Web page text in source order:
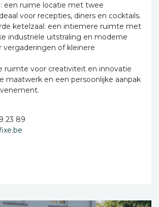
een ruime locatie met twee
voor recepties, diners en cocktails.
ketelzaal: een intiemere ruimte met
industriële uitstraling en moderne
vergaderingen of kleinere
ruimte voor creativiteit en innovatie
maatwerk en een persoonlijke aanpak
23 89